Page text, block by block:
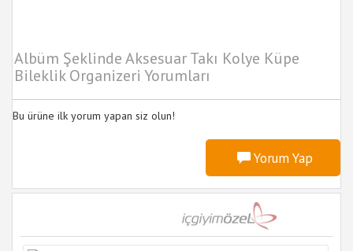
Albüm Şeklinde Aksesuar Takı Kolye Küpe
Bileklik Organizeri Yorumları
Bu ürüne ilk yorum yapan siz olun!
Yorum Yap